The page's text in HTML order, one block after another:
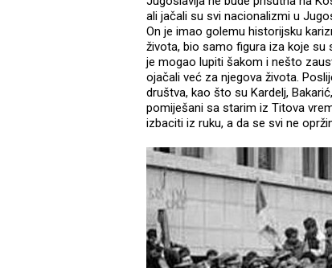
ali jačali su svi nacionalizmi u
On je imao golemu historijsku
života, bio samo figura iza koje su
je mogao lupiti šakom i nešto
ojačali već za njegova života.
društva, kao što su Kardelj,
pomiješani sa starim iz Titova
izbaciti iz ruku, a da se svi ne